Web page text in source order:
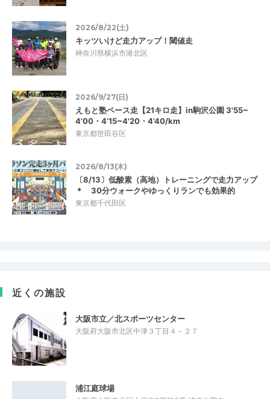
2026/8/22(土)
キッツいけど走力アップ！閾値走
神奈川県横浜市港北区
2026/9/27(日)
えもと塾ペース走【21キロ走】in駒沢公園 3'55~
4'00・4’15~4'20・4'40/km
東京都世田谷区
2026/8/13(木)
〔8/13〕低酸素（高地）トレーニングで走力アップ
＊ 30分ウォークやゆっくりランでも効果的
東京都千代田区
近くの施設
大阪市立／北スポーツセンター
大阪府大阪市北区中津３丁目４－２７
浦江庭球場